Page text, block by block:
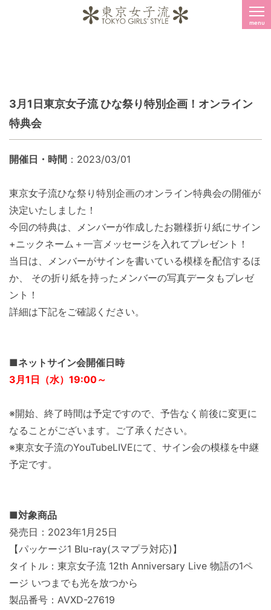
menu
3月1日東京女子流 ひな祭り特別企画！オンライン
特典会
開催日・時間 ：2023/03/01
東京女子流ひな祭り特別企画のオンライン特典会の開催が
決定いたしました！
今回の特典は、メンバーが作成したお雛様折り紙にサイン
+ニックネーム＋一言メッセージを入れてプレゼント！
当日は、メンバーがサインを書いている模様を配信するほ
か、 その折り紙を持ったメンバーの写真データもプレゼ
ント！
詳細は下記をご確認ください。
■ネットサイン会開催日時
3月1日（水）19:00～
※開始、終了時間は予定ですので、予告なく前後に変更に
なることがございます。ご了承ください。
※東京女子流のYouTubeLIVEにて、サイン会の模様を中継
予定です。
■対象商品
発売日：2023年1月25日
【パッケージ1 Blu-ray(スマプラ対応)】
タイトル：東京女子流 12th Anniversary Live 物語の1ペ
ージ いつまでも光を放つから
製品番号：AVXD-27619